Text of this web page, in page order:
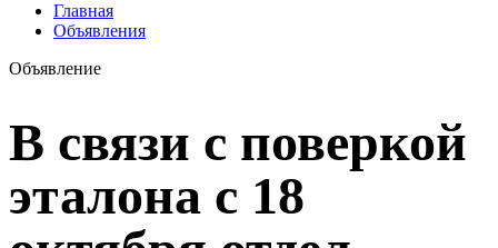
Главная
Объявления
Объявление
В связи с поверкой
эталона с 18